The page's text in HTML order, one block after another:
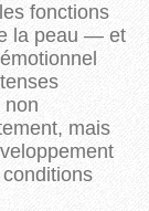
fonctions
la peau — et
non
mais